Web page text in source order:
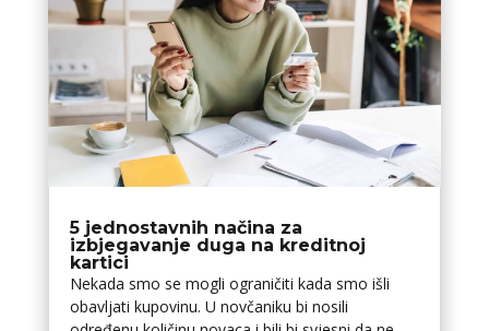
5 jednostavnih načina za
izbjegavanje duga na kreditnoj
kartici
Nekada smo se mogli ograničiti kada smo išli
obavljati kupovinu. U novčaniku bi nosili